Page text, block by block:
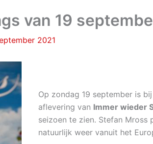
van 19
2021
Op zondag 19 september is
aflevering van Immer wieder
seizoen te zien. Stefan Mross
natuurlijk weer vanuit het